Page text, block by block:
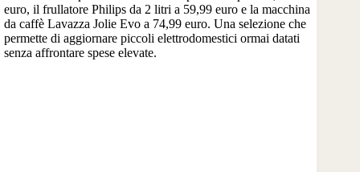
euro, il frullatore Philips da 2 litri a 59,99 euro e la macchina
da caffè Lavazza Jolie Evo a 74,99 euro. Una selezione che
permette di aggiornare piccoli elettrodomestici ormai datati
senza affrontare spese elevate.